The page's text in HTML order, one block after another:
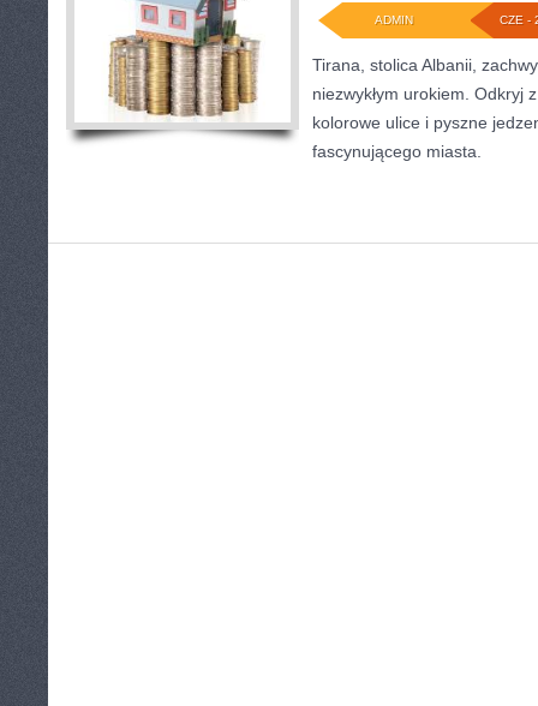
CZE -
ADMIN
Tirana, stolica Albanii,
niezwykłym urokiem. Odkryj
kolorowe ulice i pyszne
fascynującego miasta.